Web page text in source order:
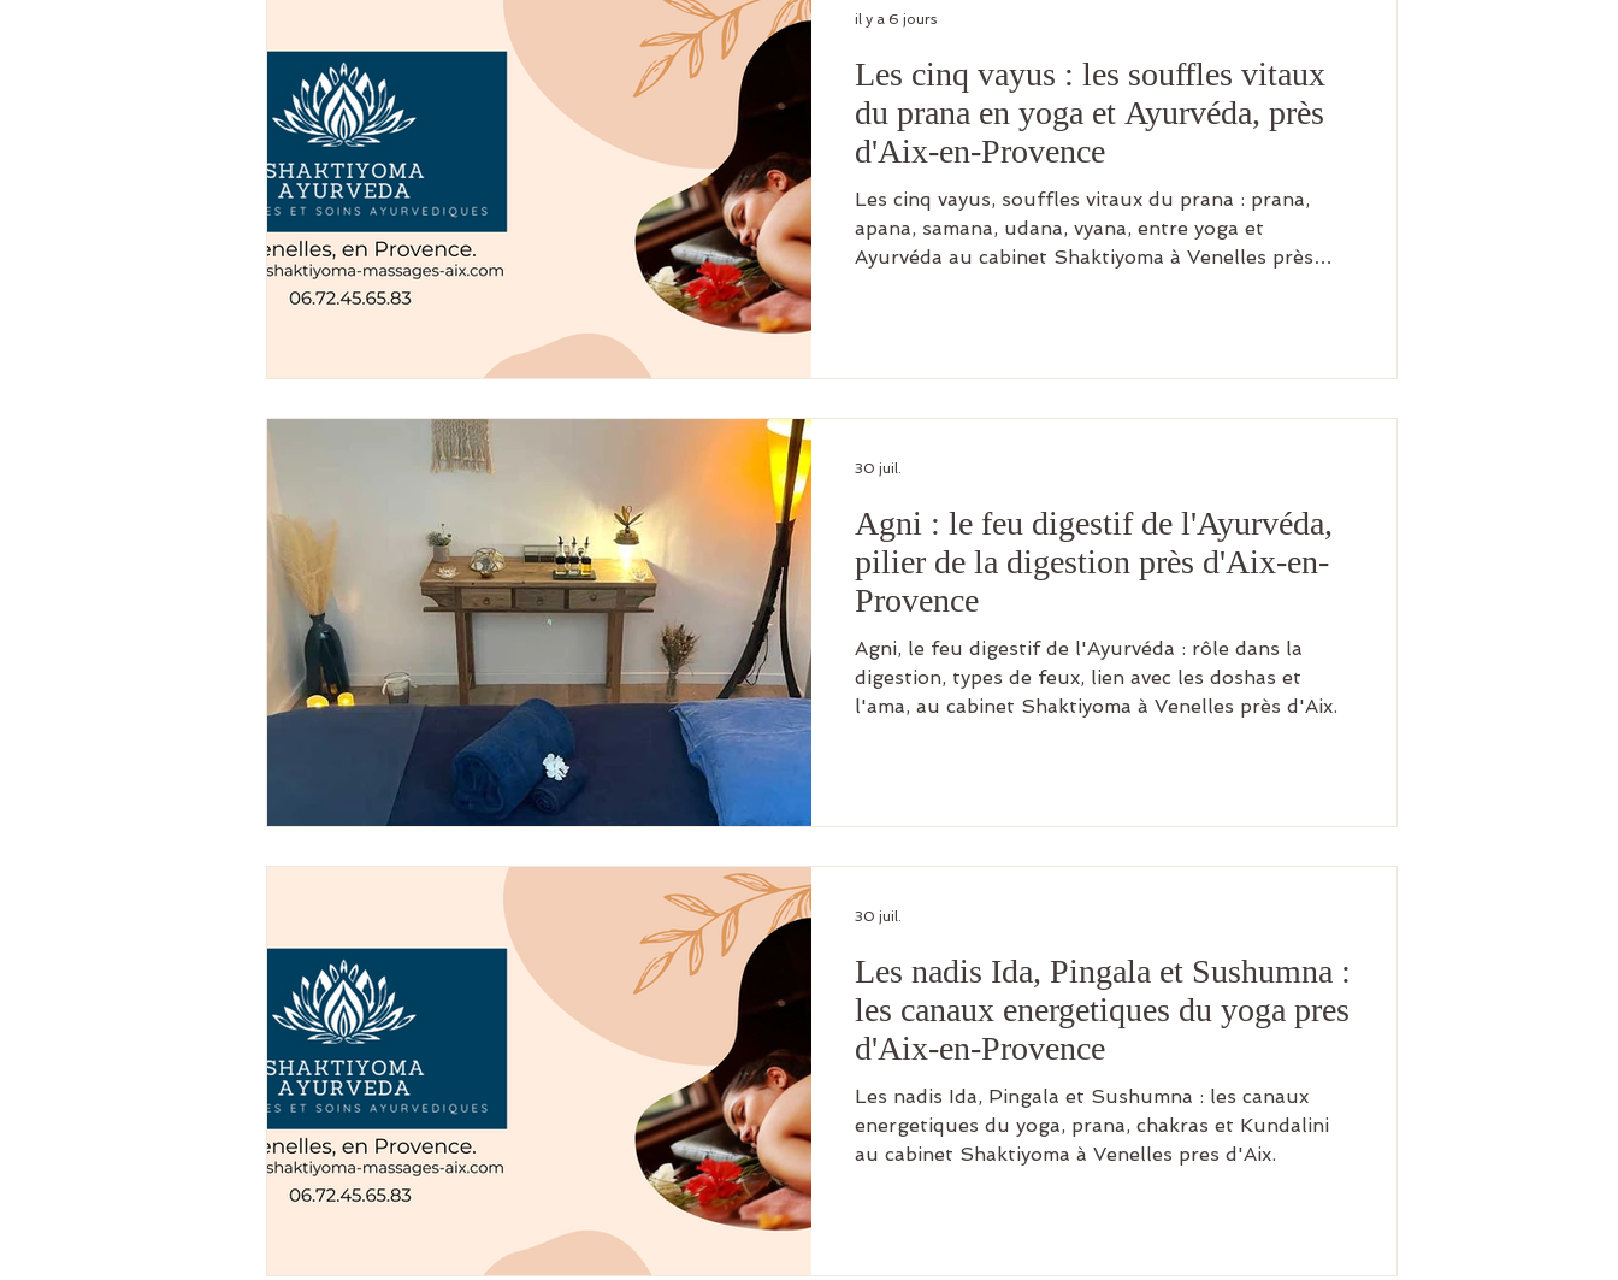
Les cinq vayus : les souffles vitaux
du prana en yoga et Ayurvéda, près
d'Aix-en-Provence
Les cinq vayus, souffles vitaux du prana : prana,
apana, samana, udana, vyana, entre yoga et
Ayurvéda au cabinet Shaktiyoma à Venelles près
il y a 6 jours
Agni : le feu digestif de l'Ayurvéda,
pilier de la digestion près d'Aix-en-
Provence
Agni, le feu digestif de l'Ayurvéda : rôle dans la
digestion, types de feux, lien avec les doshas et
l'ama, au cabinet Shaktiyoma à Venelles près d'Aix.
30 juil.
Les nadis Ida, Pingala et Sushumna :
les canaux energetiques du yoga pres
d'Aix-en-Provence
Les nadis Ida, Pingala et Sushumna : les canaux
energetiques du yoga, prana, chakras et Kundalini
au cabinet Shaktiyoma à Venelles pres d'Aix.
30 juil.